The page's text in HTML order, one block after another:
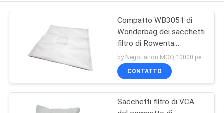
PRODOTTI
CIRCA
GIRO
DELLA
Compatto WB3051 di
Wonderbag dei sacchetti
filtro di Rowenta
Wonderbag Endura
WB484720 VCA
by Negotiation MOQ:10000 pezzo/pezzi
CONTATTO
Sacchetti filtro di VCA